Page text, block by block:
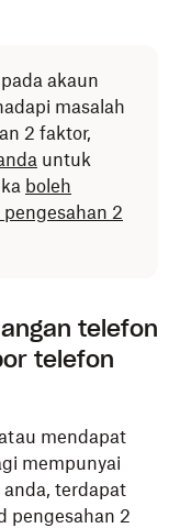
akaun
masalah
2 faktor,
untuk
boleh
2
telefon
telefon
mendapat
mempunyai
terdapat
pengesahan 2